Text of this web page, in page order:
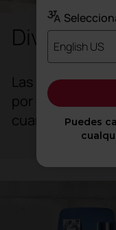
Las divisorias
por completo,
cuando es
English US
Puedes